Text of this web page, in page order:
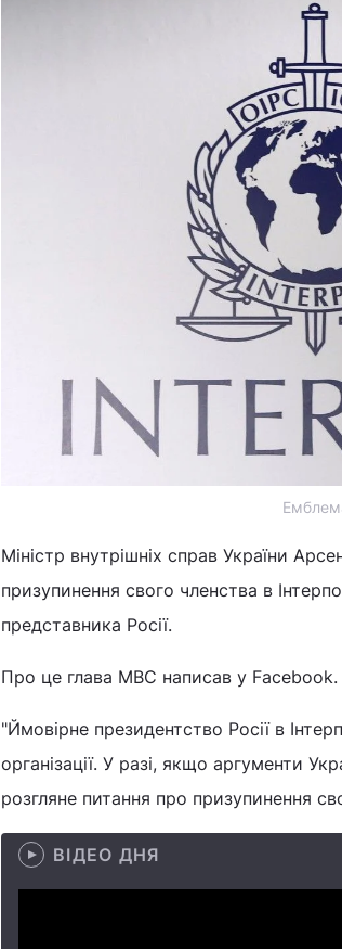
Міністр внутрішніх справ України
призупинення свого членства в
представника Росії.
Про це глава МВС написав у Facebook.
"Ймовірне президентство Росії в
організації. У разі, якщо аргументи
розгляне питання про призупинення
ВІДЕО ДНЯ